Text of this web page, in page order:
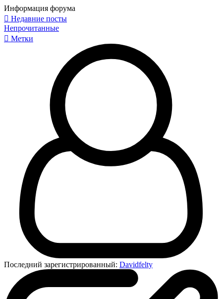
Информация форума
Недавние посты
Непрочитанные
Метки
Последний зарегистрированный: Davidfelty